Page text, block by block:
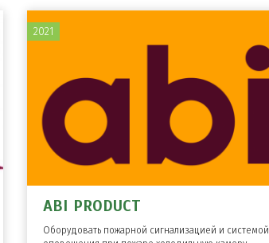
ABI PRODUCT
Оборудовать пожарной сигнализацией и системой
2021